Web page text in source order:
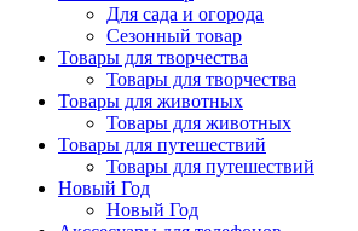
Для сада и огорода
Сезонный товар
Товары для творчества
Товары для творчества
Товары для животных
Товары для животных
Товары для путешествий
Товары для путешествий
Новый Год
Новый Год